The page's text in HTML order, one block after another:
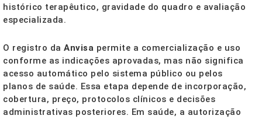
histórico terapêutico, gravidade do quadro e avaliação
especializada.
O registro da Anvisa permite a comercialização e uso
conforme as indicações aprovadas, mas não significa
acesso automático pelo sistema público ou pelos
planos de saúde. Essa etapa depende de incorporação,
cobertura, preço, protocolos clínicos e decisões
administrativas posteriores. Em saúde, a autorização